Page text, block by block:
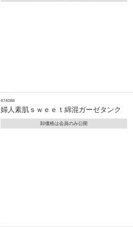
474088
婦人素肌ｓｗｅｅｔ綿混ガーゼタンク
卸価格は会員のみ公開